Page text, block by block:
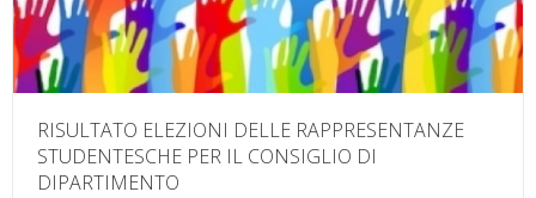
RISULTATO ELEZIONI DELLE RAPPRESENTANZE
STUDENTESCHE PER IL CONSIGLIO DI
DIPARTIMENTO